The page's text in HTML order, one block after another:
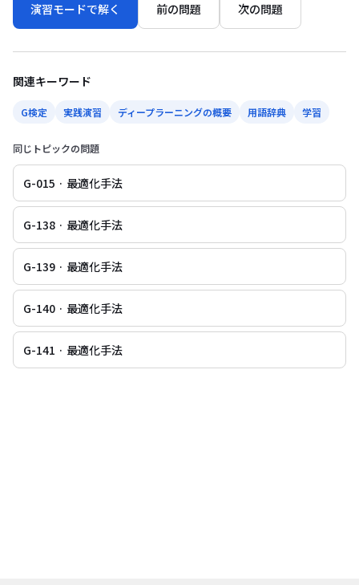
演習モードで解く 前の問題 次の問題
関連キーワード
G検定 実践演習 ディープラーニングの概要 用語辞典 学習
同じトピックの問題
G-015 · 最適化手法
G-138 · 最適化手法
G-139 · 最適化手法
G-140 · 最適化手法
G-141 · 最適化手法